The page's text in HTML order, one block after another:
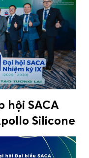
hội SACA
Silicone